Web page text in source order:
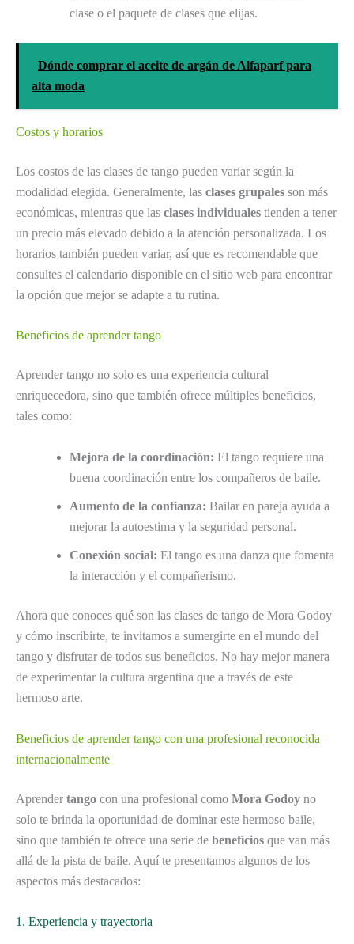
clase o el paquete de clases que elijas.
Dónde comprar el aceite de argán de Alfaparf para
alta moda
Costos y horarios
Los costos de las clases de tango pueden variar según la
modalidad elegida. Generalmente, las clases grupales son más
económicas, mientras que las clases individuales tienden a tener
un precio más elevado debido a la atención personalizada. Los
horarios también pueden variar, así que es recomendable que
consultes el calendario disponible en el sitio web para encontrar
la opción que mejor se adapte a tu rutina.
Beneficios de aprender tango
Aprender tango no solo es una experiencia cultural
enriquecedora, sino que también ofrece múltiples beneficios,
tales como:
Mejora de la coordinación: El tango requiere una
buena coordinación entre los compañeros de baile.
Aumento de la confianza: Bailar en pareja ayuda a
mejorar la autoestima y la seguridad personal.
Conexión social: El tango es una danza que fomenta
la interacción y el compañerismo.
Ahora que conoces qué son las clases de tango de Mora Godoy
y cómo inscribirte, te invitamos a sumergirte en el mundo del
tango y disfrutar de todos sus beneficios. No hay mejor manera
de experimentar la cultura argentina que a través de este
hermoso arte.
Beneficios de aprender tango con una profesional reconocida
internacionalmente
Aprender tango con una profesional como Mora Godoy no
solo te brinda la oportunidad de dominar este hermoso baile,
sino que también te ofrece una serie de beneficios que van más
allá de la pista de baile. Aquí te presentamos algunos de los
aspectos más destacados:
1. Experiencia y trayectoria